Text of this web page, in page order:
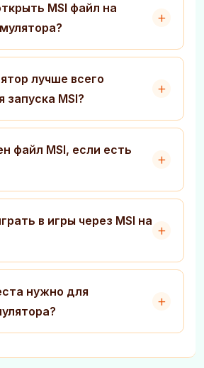
MSI файл на
лучше всего
MSI?
файл MSI, если есть
в игры через MSI на
нужно для